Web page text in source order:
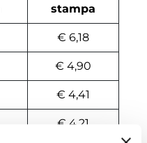
stampa
€ 6,18
€ 4,90
€ 4,41
€ 4,21